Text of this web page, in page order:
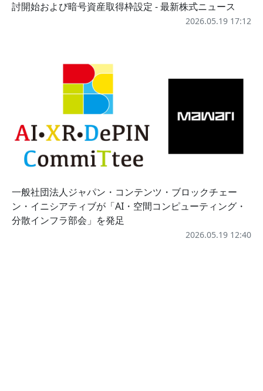
討開始および暗号資産取得枠設定 - 最新株式ニュース
2026.05.19 17:12
一般社団法人ジャパン・コンテンツ・ブロックチェー
ン・イニシアティブが「AI・空間コンピューティング・
分散インフラ部会」を発足
2026.05.19 12:40